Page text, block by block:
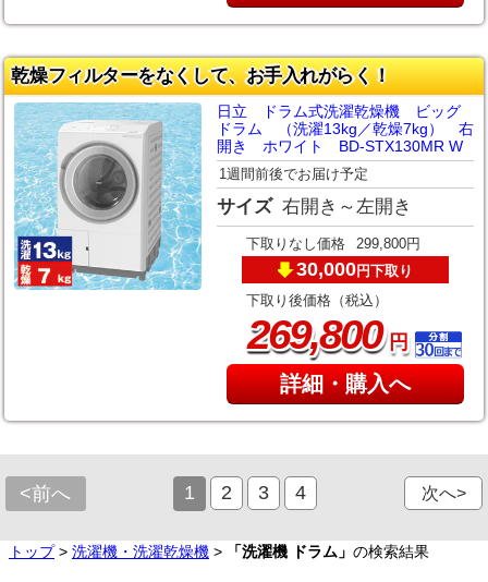
乾燥フィルターをなくして、お手入れがらく！
日立 ドラム式洗濯乾燥機 ビッグ
ドラム （洗濯13kg／乾燥7kg） 右
開き ホワイト BD-STX130MR W
1週間前後でお届け予定
サイズ 右開き～左開き
下取りなし価格 299,800円
30,000円下取り
下取り後価格（税込）
269,800円
詳細・購入へ
<前へ 1 2 3 4 次へ>
トップ> 洗濯機・洗濯乾燥機 > 「洗濯機 ドラム」 の検索結果